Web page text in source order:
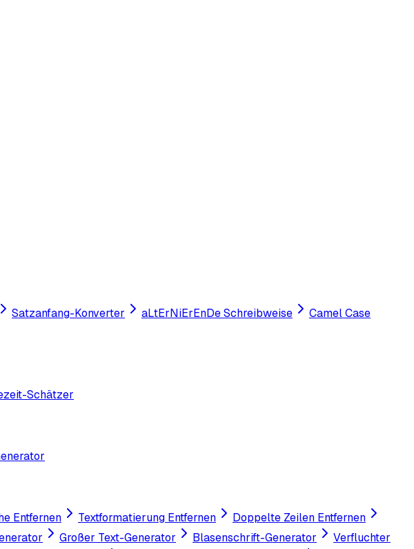
Satzanfang-Konverter aLtErNiErEnDe Schreibweise
Camel Case
Schätzer
Entfernen Textformatierung Entfernen
Doppelte Zeilen Entfernen
Großer Text-Generator Blasenschrift-Generator
Verfluchter